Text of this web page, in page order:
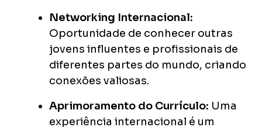
Networking Internacional:
Oportunidade de conhecer outras
jovens influentes e profissionais de
diferentes partes do mundo, criando
conexões valiosas.
Aprimoramento do Currículo: Uma
experiência internacional é um